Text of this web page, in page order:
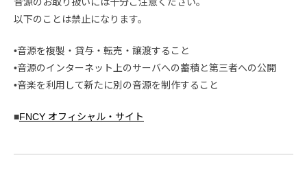
以下のことは禁止になります。
•音源を複製・貸与・転売・譲渡すること
•音源のインターネット上のサーバへの蓄積と第三者への公開
•音楽を利用して新たに別の音源を制作すること
■FNCY オフィシャル・サイト